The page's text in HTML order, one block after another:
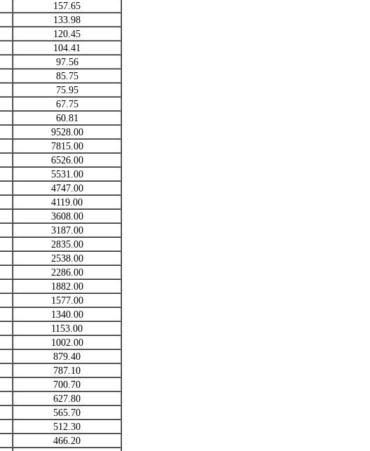
157.65
133.98
120.45
104.41
97.56
85.75
75.95
67.75
60.81
9528.00
7815.00
6526.00
5531.00
4747.00
4119.00
3608.00
3187.00
2835.00
2538.00
2286.00
1882.00
1577.00
1340.00
1153.00
1002.00
879.40
787.10
700.70
627.80
565.70
512.30
466.20